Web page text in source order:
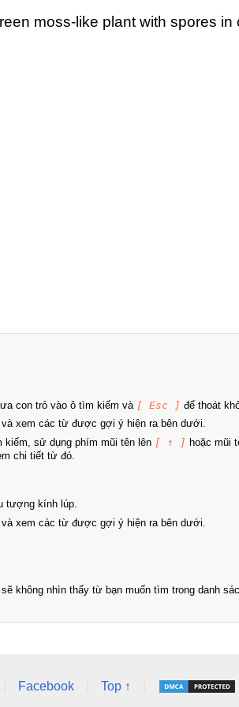
moss-like plant with spores in
con trỏ vào ô tìm kiếm và [ Esc ] để thoát
xem các từ được gợi ý hiện ra bên dưới.
kiếm, sử dụng phím mũi tên lên [ ↑ ] hoặc mũi
chi tiết từ đó.
tượng kính lúp.
xem các từ được gợi ý hiện ra bên dưới.
không nhìn thấy từ bạn muốn tìm trong danh
Facebook Top ↑